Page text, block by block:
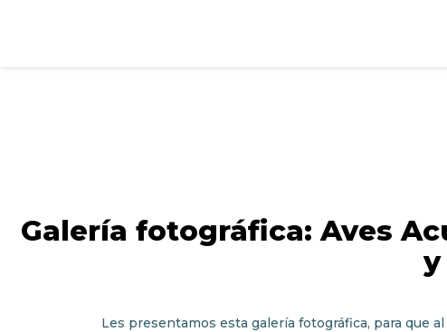
Galería fotográfica: Aves
Les presentamos esta galería fotográfica, para que